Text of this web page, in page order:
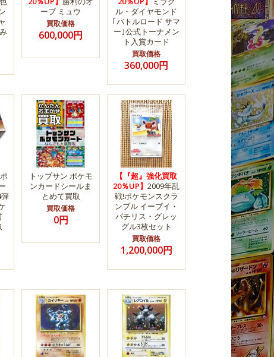
ーブ ミュウ
買取価格
600,000円
ル・ダイヤモンド
｢バトルロード サマ
ー｣公式トーナメン
ト入賞カード
買取価格
360,000円
ポ
トップサン ポケモ
ンカードシールま
とめて買取
買取価格
0円
【『超』強化買取
20％UP】 2009年乱
戦!ポケモンスクラ
ンブル イーブイ・
パチリス・グレッ
グル3枚セット
買取価格
1,200,000円